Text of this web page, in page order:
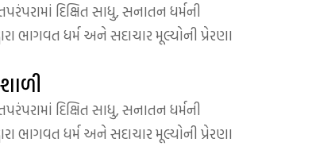
દિક્ષિત સાધુ, સનાતન ધર્મની
ભાગવત ધર્મ અને સદાચાર મૂલ્યોની પ્રેરણા
દિક્ષિત સાધુ, સનાતન ધર્મની
ભાગવત ધર્મ અને સદાચાર મૂલ્યોની પ્રેરણા